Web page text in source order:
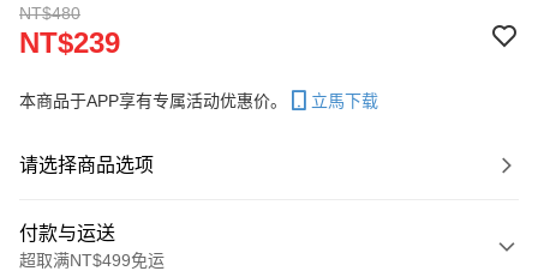
NT$480
NT$239
本商品于APP享有专属活动优惠价。 立馬下载
请选择商品选项
付款与运送
超取满NT$499免运